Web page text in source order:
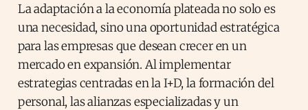
La adaptación a la economía plateada no solo es
una necesidad, sino una oportunidad estratégica
para las empresas que desean crecer en un
mercado en expansión. Al implementar
estrategias centradas en la I+D, la formación del
personal, las alianzas especializadas y un